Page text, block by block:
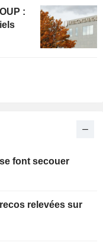
:
font secouer
relevées sur